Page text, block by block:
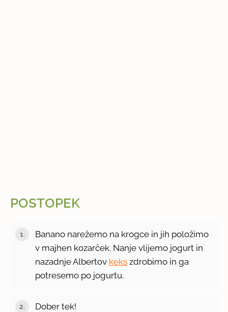
POSTOPEK
Banano narežemo na krogce in jih položimo
v majhen kozarček. Nanje vlijemo jogurt in
nazadnje Albertov keks zdrobimo in ga
potresemo po jogurtu.
Dober tek!